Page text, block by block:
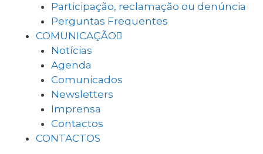
Participação, reclamação ou denúncia
Perguntas Frequentes
COMUNICAÇÃO
Notícias
Agenda
Comunicados
Newsletters
Imprensa
Contactos
CONTACTOS